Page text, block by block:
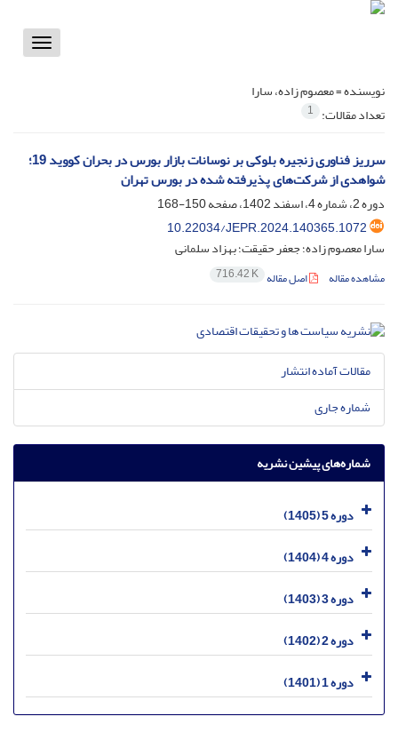
Toggle
نویسنده =معصوم زاده، سارا
تعداد مقالات: 1
سرریز فناوری زنجیره بلوکی بر نوسانات بازار بورس در بحران کووید 19؛
شواهدی از شرکت‌های پذیرفته شده در بورس تهران
دوره 2، شماره 4، اسفند 1402، صفحه
150-168
10.22034/JEPR.2024.140365.1072
سارا معصوم زاده؛ جعفر حقیقت؛ بهزاد سلمانی
مشاهده مقاله اصل مقاله 716.42 K
مقالات آماده انتشار
شماره جاری
شماره‌های پیشین نشریه
دوره 5 (1405)
دوره 4 (1404)
دوره 3 (1403)
دوره 2 (1402)
دوره 1 (1401)